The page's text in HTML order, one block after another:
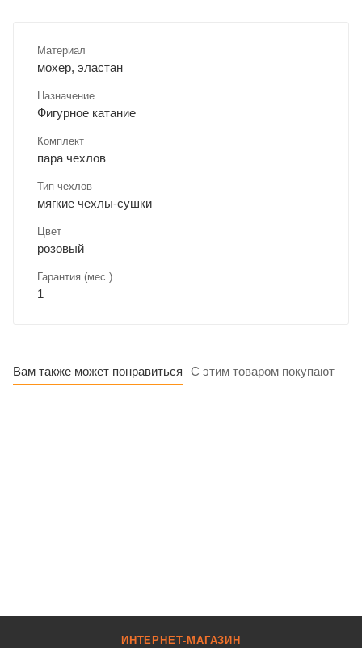
Материал
мохер, эластан
Назначение
Фигурное катание
Комплект
пара чехлов
Тип чехлов
мягкие чехлы-сушки
Цвет
розовый
Гарантия (мес.)
1
Вам также может понравиться С этим товаром покупают
ИНТЕРНЕТ-МАГАЗИН